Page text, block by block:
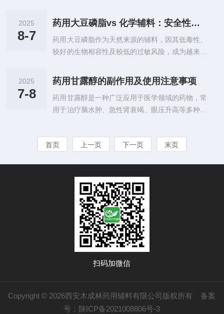
识别、能量代谢和信息传递等关键生理过程。正是
领域发挥作用的共同基石。在保健食品领域，...
对于制药企业而言，建立科学、严格的药用二甲硅
油选择标准，是做好质量把控的关键环节。从原料
源头来看，优质的原料是保障产品质量的基础。制
药企业在选择时，应优先考察原料供应商的资质与
体系认证（如GMP认证）的供应商。同时，要关
含量需严格控制在规定范围内，例如重金属、...
2025
8-7
药用大豆磷脂vs 化学辅料：安全性对比解析
药用大豆磷脂作为天然来源的辅料，因其低毒性、
较好的生物相容性及较低的过敏风险，成为越来越
定的药物需求，但其可能带来的过敏反应、毒性风
险以及生物相容性差等问题，仍需要在使用时谨慎
评估。因此，在选择药物辅料时，应综合考虑其安
全性、效果以及适应症，确保药物的疗效和安全性
oyLecithin）是一种由大豆中提取的天然磷脂质。
作为一种重要的天然乳化剂，它广泛应用于药物、
2025
7-8
药用甘露醇的副作用及使用注意事项
药用甘露醇是一种广泛应用于医学领域的药物，常
用于治疗脑水肿、急性肾衰竭、眼压升高等多种疾
而，尽管甘露醇在临床上具有显著疗效，使用时仍
促进体内水分的排出，可能导致体内的电解质平衡
紊乱。特别是钠、钾、氯等离子的浓度可能出现异
常，严重时可能引起低钠血症或低钾血症。这些电
解质失衡会对心脏和神经系统造成负面影响，出...
首页 上一页 下一页 末页
扫码加微信
Copyright © 2026西安木成林药用辅料有限公司版权所有 备案
号：陕ICP备2021008806号-3